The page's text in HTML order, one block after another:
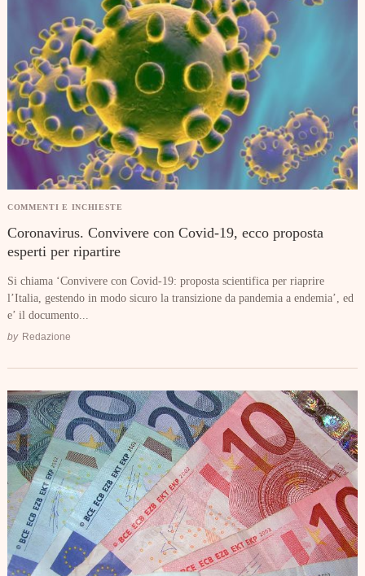
COMMENTI E INCHIESTE
Coronavirus. Convivere con Covid-19, ecco proposta
esperti per ripartire
Si chiama ‘Convivere con Covid-19: proposta scientifica per riaprire
l’Italia, gestendo in modo sicuro la transizione da pandemia a endemia’, ed
e’ il documento...
by Redazione